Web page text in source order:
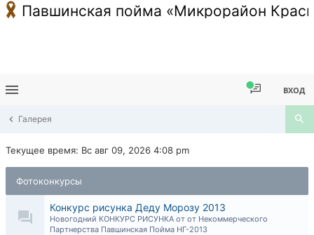
Павшинская пойма «Микрорайон
ВХОД
Галерея
Текущее время: Вс авг 09, 2026 4:08 pm
Фотоконкурсы
Конкурс рисунка Деду Морозу 2013
Новогодний КОНКУРС РИСУНКА от от Некоммерческого
Партнерства Павшинская Пойма НГ-2013